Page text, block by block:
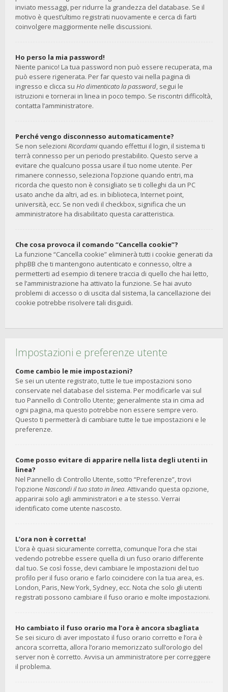
inviato messaggi, per ridurre la grandezza del database. Se il
motivo è quest’ultimo registrati nuovamente e cerca di farti
coinvolgere maggiormente nelle discussioni.
Ho perso la mia password!
Niente panico! La tua password non può essere recuperata, ma
può essere rigenerata. Per far questo vai nella pagina di
ingresso e clicca su Ho dimenticato la password, segui le
istruzioni e tornerai in linea in poco tempo. Se riscontri difficoltà,
contatta l’amministratore.
Perché vengo disconnesso automaticamente?
Se non selezioni Ricordamiquando effettui il login, il sistema ti
terrà connesso per un periodo prestabilito. Questo serve a
evitare che qualcuno possa usare il tuo nome utente. Per
rimanere connesso, seleziona l’opzione quando entri, ma
ricorda che questo non è consigliato se ti colleghi da un PC
usato anche da altri, ad es. in biblioteca, Internet point,
università, ecc. Se non vedi il checkbox, significa che un
amministratore ha disabilitato questa caratteristica.
Che cosa provoca il comando “Cancella cookie”?
La funzione “Cancella cookie” eliminerà tutti i cookie generati da
phpBB che ti mantengono autenticato e connesso, oltre a
permetterti ad esempio di tenere traccia di quello che hai letto,
se l’amministrazione ha attivato la funzione. Se hai avuto
problemi di accesso o di uscita dal sistema, la cancellazione dei
cookie potrebbe risolvere tali disguidi.
Impostazioni e preferenze utente
Come cambio le mie impostazioni?
Se sei un utente registrato, tutte le tue impostazioni sono
conservate nel database del sistema. Per modificarle vai sul
tuo Pannello di Controllo Utente; generalmente sta in cima ad
ogni pagina, ma questo potrebbe non essere sempre vero.
Questo ti permetterà di cambiare tutte le tue impostazioni e le
preferenze.
Come posso evitare di apparire nella lista degli utenti in
linea?
Nel Pannello di Controllo Utente, sotto “Preferenze”, trovi
l’opzione Nascondi il tuo stato in linea. Attivando questa opzione,
apparirai solo agli amministratori e a te stesso. Verrai
identificato come utente nascosto.
L’ora non è corretta!
L’ora è quasi sicuramente corretta, comunque l’ora che stai
vedendo potrebbe essere quella di un fuso orario differente
dal tuo. Se così fosse, devi cambiare le impostazioni del tuo
profilo per il fuso orario e farlo coincidere con la tua area, es.
London, Paris, New York, Sydney, ecc. Nota che solo gli utenti
registrati possono cambiare il fuso orario e molte impostazioni.
Ho cambiato il fuso orario ma l’ora è ancora sbagliata
Se sei sicuro di aver impostato il fuso orario corretto e l’ora è
ancora scorretta, allora l’orario memorizzato sull’orologio del
server non è corretto. Avvisa un amministratore per correggere
il problema.